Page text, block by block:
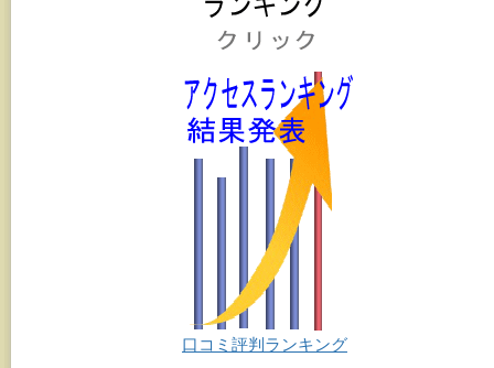
口コミ評判ランキング